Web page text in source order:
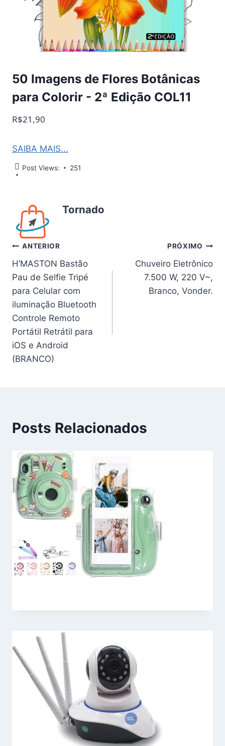
50 Imagens de Flores Botânicas
para Colorir - 2ª Edição COL11
R$21,90
SAIBA MAIS...
Post Views: 251
Tornado
Navegação
de
Post
ANTERIOR
H’MASTON Bastão
Pau de Selfie Tripé
para Celular com
iluminação Bluetooth
Controle Remoto
Portátil Retrátil para
iOS e Android
(BRANCO)
PRÓXIMO
Chuveiro Eletrônico
7.500 W, 220 V~,
Branco, Vonder.
Posts Relacionados